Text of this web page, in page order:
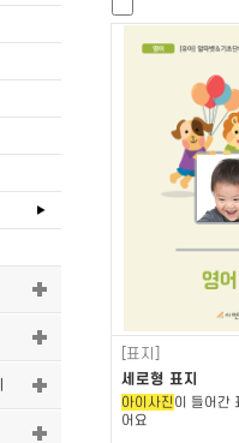
[표지]
세로형 표지
아이사진 이 들어간
어요